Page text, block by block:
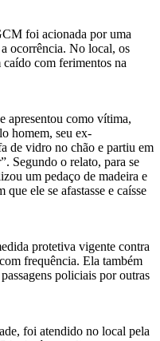
foi acionada por uma
ocorrência. No local, os
caído com ferimentos na
apresentou como vítima,
homem, seu ex-
de vidro no chão e partiu em
Segundo o relato, para se
um pedaço de madeira e
ele se afastasse e caísse
protetiva vigente contra
frequência. Ela também
policiais por outras
foi atendido no local pela